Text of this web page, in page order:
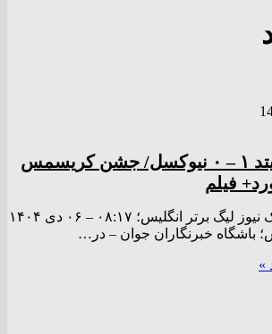
منچستریونایتد ۱ – ۰ نیوکسل/ جشن کریسمس
فیلم
به گزارش کاوک نیوز لیگ برتر انگلیس؛ ۰۸:۱۷ – ۰۶ دی ۱۴۰۴
باشگاه خبرنگاران جوان – در…
»